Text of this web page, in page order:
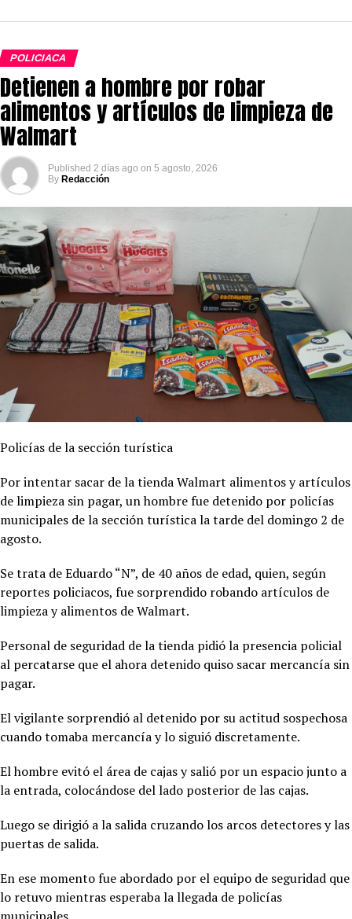
POLICIACA
Detienen a hombre por robar
alimentos y artículos de limpieza de
Walmart
Published 2 días ago on 5 agosto, 2026
By Redacción
Policías de la sección turística
Por intentar sacar de la tienda Walmart alimentos y artículos
de limpieza sin pagar, un hombre fue detenido por policías
municipales de la sección turística la tarde del domingo 2 de
agosto.
Se trata de Eduardo “N”, de 40 años de edad, quien, según
reportes policiacos, fue sorprendido robando artículos de
limpieza y alimentos de Walmart.
Personal de seguridad de la tienda pidió la presencia policial
al percatarse que el ahora detenido quiso sacar mercancía sin
pagar.
El vigilante sorprendió al detenido por su actitud sospechosa
cuando tomaba mercancía y lo siguió discretamente.
El hombre evitó el área de cajas y salió por un espacio junto a
la entrada, colocándose del lado posterior de las cajas.
Luego se dirigió a la salida cruzando los arcos detectores y las
puertas de salida.
En ese momento fue abordado por el equipo de seguridad que
lo retuvo mientras esperaba la llegada de policías